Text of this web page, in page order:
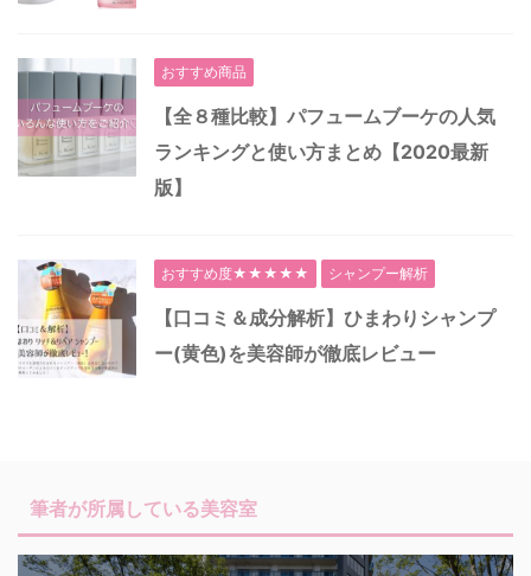
おすすめ商品
【全８種比較】パフュームブーケの人気
ランキングと使い方まとめ【2020最新
版】
おすすめ度★★★★★ シャンプー解析
【口コミ＆成分解析】ひまわりシャンプ
ー(黄色)を美容師が徹底レビュー
筆者が所属している美容室